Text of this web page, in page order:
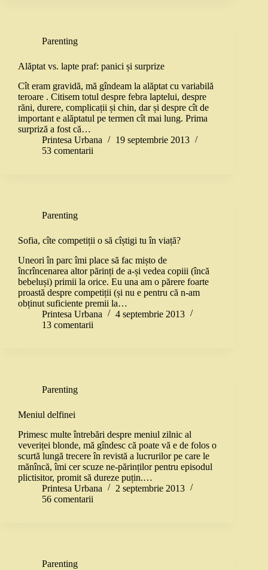
Parenting
Alăptat vs. lapte praf: panici și surprize
Cît eram gravidă, mă gîndeam la alăptat cu variabilă
teroare . Citisem totul despre febra laptelui, despre
răni, durere, complicații și chin, dar și despre cît de
important e alăptatul pe termen cît mai lung. Prima
surpriză a fost că…
Printesa Urbana
19 septembrie 2013
53 comentarii
Parenting
Sofia, cîte competiții o să cîștigi tu în viață?
Uneori în parc îmi place să fac mișto de
încrîncenarea altor părinți de a-și vedea copiii (încă
bebeluși) primii la orice. Eu una am o părere foarte
proastă despre competiții (și nu e pentru că n-am
obținut suficiente premii la…
Printesa Urbana
4 septembrie 2013
13 comentarii
Parenting
Meniul delfinei
Primesc multe întrebări despre meniul zilnic al
veveriței blonde, mă gîndesc că poate vă e de folos o
scurtă lungă trecere în revistă a lucrurilor pe care le
mănîncă, îmi cer scuze ne-părinților pentru episodul
plictisitor, promit să dureze puțin.…
Printesa Urbana
2 septembrie 2013
56 comentarii
Parenting